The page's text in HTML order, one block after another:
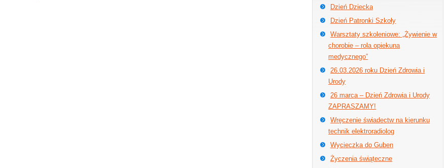
Dzień Dziecka
Dzień Patronki Szkoły
Warsztaty szkoleniowe: „Żywienie w
chorobie – rola opiekuna
medycznego”
26.03.2026 roku Dzień Zdrowia i
Urody
26 marca – Dzień Zdrowia i Urody
ZAPRASZAMY!
Wręczenie świadectw na kierunku
technik elektroradiolog
Wycieczka do Guben
Życzenia świąteczne